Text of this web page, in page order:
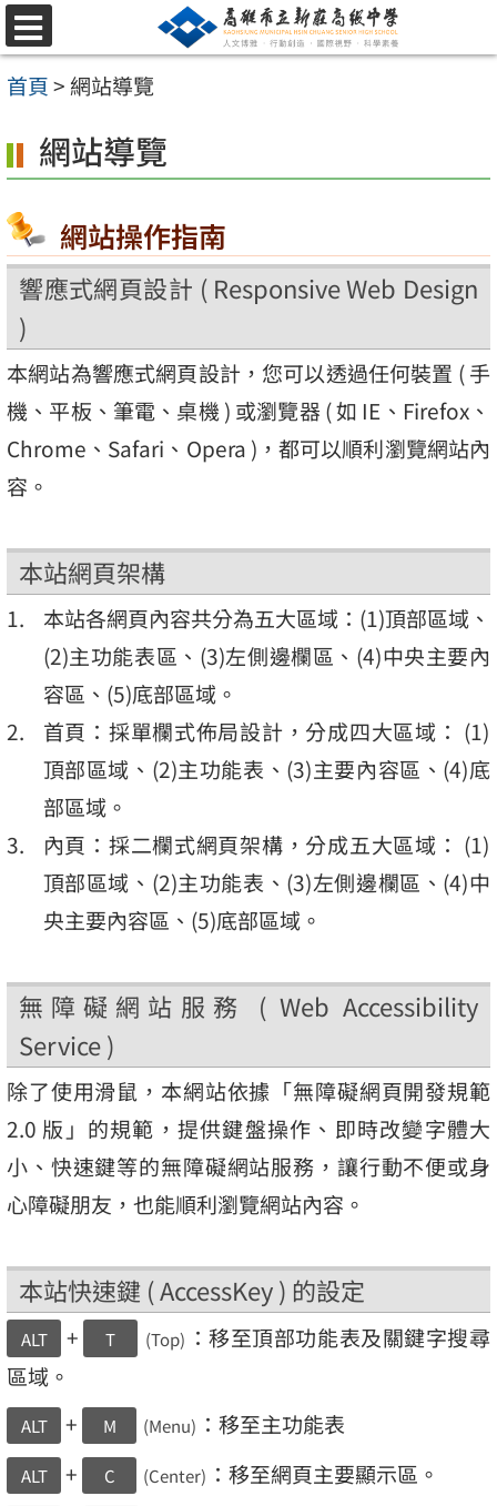
跳
至
主
內
容
區
選
單
首頁> 網站導覽
網站導覽
網站操作指南
響應式網頁設計 ( Responsive Web Design
)
本網站為響應式網頁設計，您可以透過任何裝置 ( 手
機、平板、筆電、桌機 ) 或瀏覽器 ( 如 IE、Firefox、
Chrome、Safari、Opera )，都可以順利瀏覽網站內
容。
本站網頁架構
本站各網頁內容共分為五大區域：(1)頂部區域、
(2)主功能表區、(3)左側邊欄區、(4)中央主要內
容區、(5)底部區域。
首頁：採單欄式佈局設計，分成四大區域： (1)
頂部區域、(2)主功能表、(3)主要內容區、(4)底
部區域。
內頁：採二欄式網頁架構，分成五大區域： (1)
頂部區域、(2)主功能表、(3)左側邊欄區、(4)中
央主要內容區、(5)底部區域。
無障礙網站服務 ( Web Accessibility
Service )
除了使用滑鼠，本網站依據「無障礙網頁開發規範
2.0 版」的規範，提供鍵盤操作、即時改變字體大
小、快速鍵等的無障礙網站服務，讓行動不便或身
心障礙朋友，也能順利瀏覽網站內容。
本站快速鍵 ( AccessKey ) 的設定
ALT + T (Top) ：移至頂部功能表及關鍵字搜尋
區域。
ALT + M (Menu) ：移至主功能表
ALT + C (Center) ：移至網頁主要顯示區。